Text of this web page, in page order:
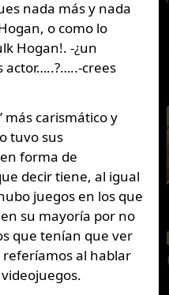
nada más y nada
o como lo
Hogan!. -¿un
actor…..?…..-crees
más carismático y
tuvo sus
forma de
decir tiene, al igual
juegos en los que
su mayoría por no
que tenían que ver
referíamos al hablar